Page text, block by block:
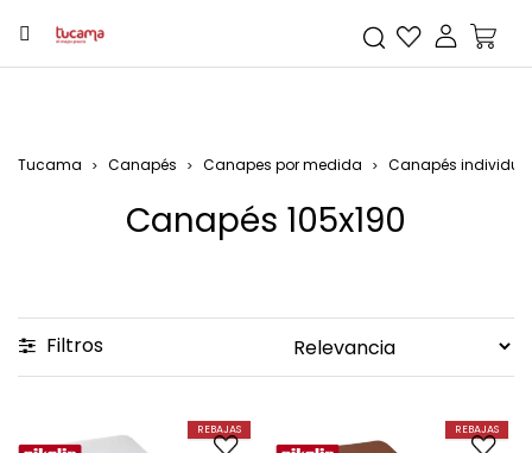
Tucama Canapés Canapes por medida Canapés
Canapés 105x190
Filtros
REBAJAS REBAJAS